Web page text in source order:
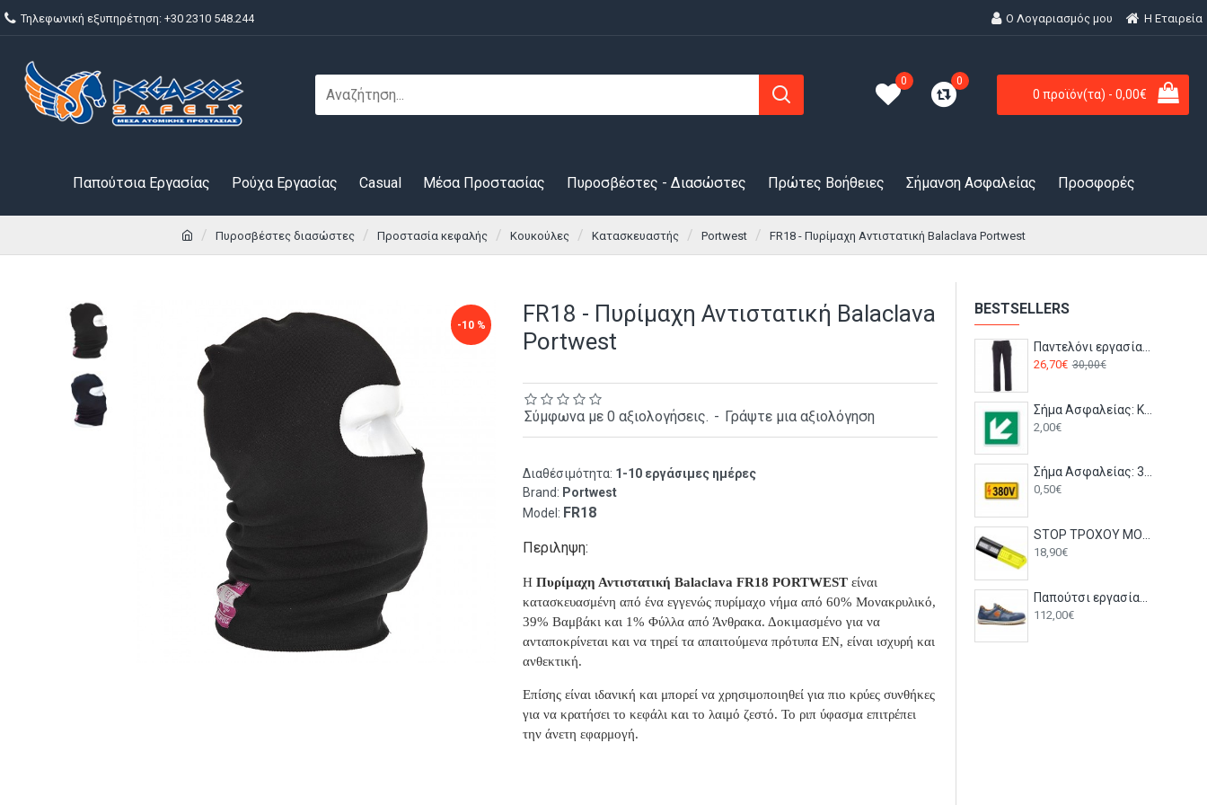
Τηλεφωνική εξυπηρέτηση: +30 2310 548.244 Ο Λογαριασμός μου H Εταιρεία
0 0
0 προϊόν(τα) - 0,00€
Παπούτσια Εργασίας Ρούχα Εργασίας Casual Μέσα Προστασίας Πυροσβέστες - Διασώστες Πρώτες Βοήθειες Σήμανση Ασφαλείας Προσφορές
Πυροσβέστες διασώστες Προστασία κεφαλής Κουκούλες Κατασκευαστής Portwest FR18 - Πυρίμαχη Αντιστατική Balaclava Portwest
-10 %
FR18 - Πυρίμαχη Αντιστατική Balaclava
Portwest
Διαθέσιμότητα: 1-10 εργάσιμες ημέρες
Brand: Portwest
Model: FR18
Σύμφωνα με 0 αξιολογήσεις. - Γράψτε μια αξιολόγηση
Περιληψη:
Η Πυρίμαχη Αντιστατική Balaclava FR18 PORTWEST είναι
κατασκευασμένη από ένα εγγενώς πυρίμαχο νήμα από 60% Μονακρυλικό,
39% Βαμβάκι και 1% Φύλλα από Άνθρακα. Δοκιμασμένο για να
ανταποκρίνεται και να τηρεί τα απαιτούμενα πρότυπα EN, είναι ισχυρή και
ανθεκτική.
Επίσης είναι ιδανική και μπορεί να χρησιμοποιηθεί για πιο κρύες συνθήκες
για να κρατήσει το κεφάλι και το λαιμό ζεστό. Το ριπ ύφασμα επιτρέπει
την άνετη εφαρμογή.
BESTSELLERS
Παντελόνι εργασίας WORKER Payper Navy
26,70€ 30,00€
Σήμα Ασφαλείας: Κατεύθυνση Έκτακτης Ανάγκης Κάτω Αριστερά E26
2,00€
Σήμα Ασφαλείας: 380V - V03
0,50€
18,90€
Παπούτσι εργασίας RAVING RACY JEANS S1P SRC Dike
112,00€